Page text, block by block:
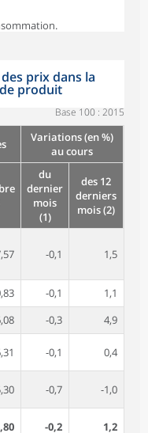
prix dans la
produit
Base 100 : 2015
Variations (en %)
au cours
du
dernier
mois
(1)
des 12
derniers
mois (2)
-0,1 1,5
-0,1
1,1
-0,3
4,9
-0,1 0,4
-0,7 -1,0
-0,2 1,2